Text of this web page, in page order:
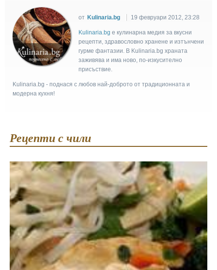
от Kulinaria.bg 19 февруари 2012, 23:28
Kulinaria.bg e кулинарна медия за вкусни
рецепти, здравословно хранене и изтънчени
гурме фантазии. В Kulinaria.bg храната
заживява и има ново, по-изкусително
присъствие.
Kulinaria.bg - поднася с любов най-доброто от традиционната и
модерна кухня!
Рецепти с чили